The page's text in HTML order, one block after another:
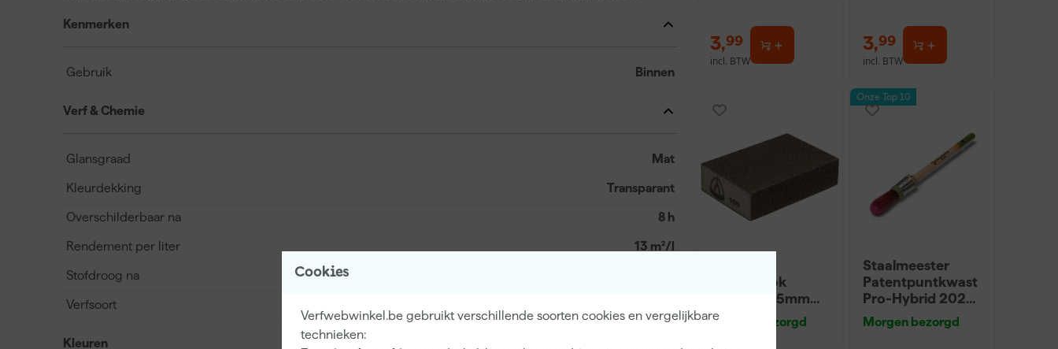
Cookies
Verfwebwinkel.be gebruikt verschillende soorten cookies en vergelijkbare
technieken:
Kenmerken
Gebruik Binnen
Verf & Chemie
Glansgraad Mat
Kleurdekking Transparant
Overschilderbaar na 8 h
Rendement per liter 13 m²/l
Stofdroog na
Verfsoort
Kleuren
3,99
incl. BTW
3,99
incl. BTW
Schuurblok
100X70X25mm
Sk 500 P220
Morgen bezorgd
Onze Top 10
Staalmeester
Patentpuntkwast
Pro-Hybrid 2020
- 10 (2cm)
Morgen bezorgd